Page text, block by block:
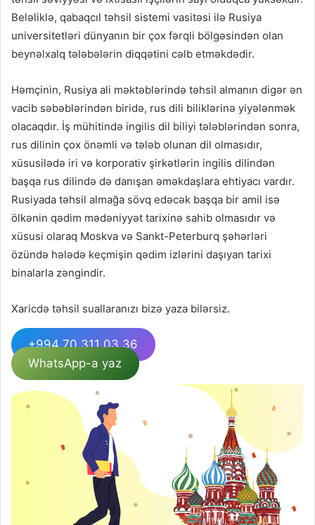
Beləliklə, qabaqcıl təhsil sistemi vasitəsi ilə Rusiya
universitetləri dünyanın bir çox fərqli bölgəsindən olan
beynəlxalq tələbələrin diqqətini cəlb etməkdədir.
Həmçinin, Rusiya ali məktəblərində təhsil almanın digər ən
vacib səbəblərindən biridə, rus dili biliklərinə yiyələnmək
olacaqdır. İş mühitində ingilis dil biliyi tələblərindən sonra,
rus dilinin çox önəmli və tələb olunan dil olmasıdır,
xüsusilədə iri və korporativ şirkətlərin ingilis dilindən
başqa rus dilində də danışan əməkdaşlara ehtiyacı vardır.
Rusiyada təhsil almağa sövq edəcək başqa bir amil isə
ölkənin qədim mədəniyyət tarixinə sahib olmasıdır və
xüsusi olaraq Moskva və Sankt-Peterburq şəhərləri
özündə hələdə keçmişin qədim izlərini daşıyan tarixi
binalarla zəngindir.
Xaricdə təhsil suallaranızı bizə yaza bilərsiz.
+994 70 311 03 36
WhatsApp-a yaz